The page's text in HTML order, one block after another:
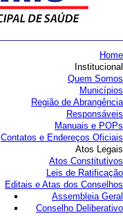
Home
Institucional
Quem Somos
Municípios
Região de Abrangência
Responsáveis
Manuais e POPs
Contatos e Endereços Oficiais
Atos Legais
Atos Constitutivos
Leis de Ratificação
Editais e Atas dos Conselhos
Assembleia Geral
Conselho Deliberativo